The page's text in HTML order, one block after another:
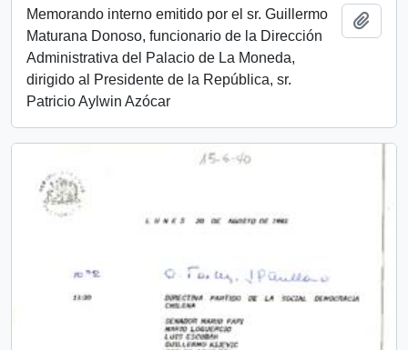
Memorando interno emitido por el sr. Guillermo
Maturana Donoso, funcionario de la Dirección
Administrativa del Palacio de La Moneda,
dirigido al Presidente de la República, sr.
Patricio Aylwin Azócar